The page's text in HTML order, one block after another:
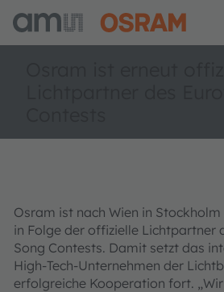
Osram ist nach Wien in Stockholm
in Folge der offizielle Lichtpartner
Song Contests. Damit setzt das
High-Tech-Unternehmen der
erfolgreiche Kooperation fort.